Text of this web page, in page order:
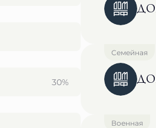
30%
Семейная
Военная